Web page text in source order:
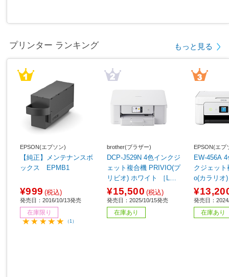
プリンター ランキング もっと見る
EPSON(エプソン)
【純正】メンテナンスボ
ックス EPMB1
¥999 (税込)
発売日：2016/10/13発売
在庫限り
（1）
brother(ブラザー)
DCP-J529N 4色インクジ
ェット複合機 PRIVIO(プ
リビオ) ホワイト ［L判
～A4］
¥15,500 (税込)
発売日：2025/10/15発売
在庫あり
EPSON(エプ
EW-456A
クジェッ
o(カラリオ
［カード
発売日：
在庫あり